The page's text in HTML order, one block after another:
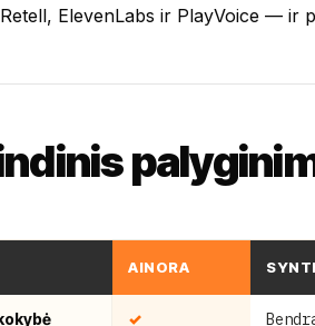
ElevenLabs ir PlayVoice — ir
AINORA